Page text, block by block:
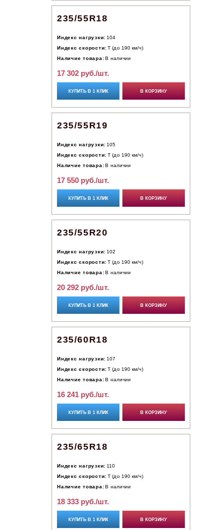
235/55R18
Индекс нагрузки: 104
Индекс скорости: T (до 190 км/ч)
Наличие товара: В наличии
17 302 руб./шт.
КУПИТЬ В 1 КЛИК В КОРЗИНУ
235/55R19
Индекс нагрузки: 105
Индекс скорости: T (до 190 км/ч)
Наличие товара: В наличии
17 550 руб./шт.
КУПИТЬ В 1 КЛИК В КОРЗИНУ
235/55R20
Индекс нагрузки: 102
Индекс скорости: T (до 190 км/ч)
Наличие товара: В наличии
20 292 руб./шт.
КУПИТЬ В 1 КЛИК В КОРЗИНУ
235/60R18
Индекс нагрузки: 107
Индекс скорости: T (до 190 км/ч)
Наличие товара: В наличии
16 241 руб./шт.
КУПИТЬ В 1 КЛИК В КОРЗИНУ
235/65R18
Индекс нагрузки: 110
Индекс скорости: T (до 190 км/ч)
Наличие товара: В наличии
18 333 руб./шт.
КУПИТЬ В 1 КЛИК В КОРЗИНУ